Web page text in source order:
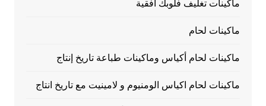
ماكينات تغليف فلوبك أفقية
ماكينات لحام
ماكينات لحام أكياس وماكينات طباعة تاريخ إنتاج
ماكينات لحام اكياس الومنيوم و لامينيت مع تاريخ انتاج